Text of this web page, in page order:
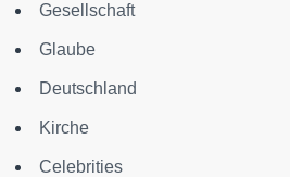
Gesellschaft
Glaube
Deutschland
Kirche
Celebrities